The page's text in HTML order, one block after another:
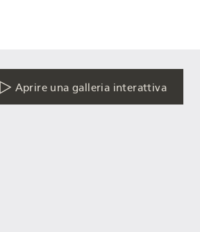
Aprire una galleria interattiva